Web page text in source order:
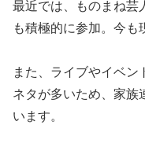
最近では、ものまね芸
も積極的に参加。今も
また、ライブやイベン
ネタが多いため、家族
います。